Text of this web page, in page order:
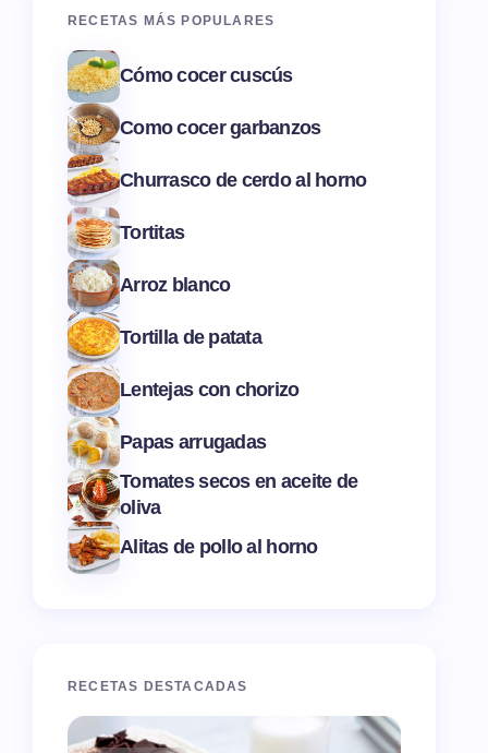
RECETAS MÁS POPULARES
Cómo cocer cuscús
Como cocer garbanzos
Churrasco de cerdo al horno
Tortitas
Arroz blanco
Tortilla de patata
Lentejas con chorizo
Papas arrugadas
Tomates secos en aceite de
oliva
Alitas de pollo al horno
RECETAS DESTACADAS